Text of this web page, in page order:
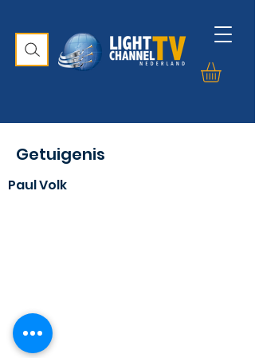
Getuigenis
Paul Volk